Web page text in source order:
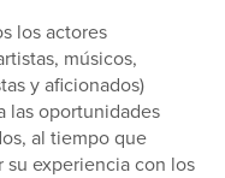
los actores
músicos,
y aficionados)
las oportunidades
al tiempo que
experiencia con los